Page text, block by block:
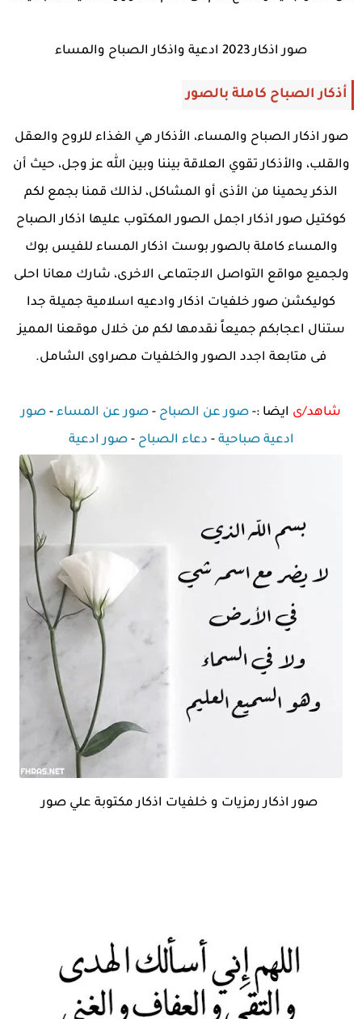
صور اذكار 2023 ادعية واذكار الصباح والمساء
أذكار الصباح كاملة بالصور
صور اذكار الصباح والمساء، الأذكار هي الغذاء للروح والعقل
والقلب، والأذكار تقوي العلاقة بيننا وبين الله عز وجل، حيث أن
الذكر يحمينا من الأذى أو المشاكل، لذالك قمنا بجمع لكم
كوكتيل صور اذكار اجمل الصور المكتوب عليها اذكار الصباح
والمساء كاملة بالصور بوست اذكار المساء للفيس بوك
ولجميع مواقع التواصل الاجتماعى الاخرى، شارك معانا احلى
كوليكشن صور خلفيات اذكار وادعيه اسلامية جميلة جدا
ستنال اعجابكم جميعاً نقدمها لكم من خلال موقعنا المميز
فى متابعة اجدد الصور والخلفيات مصراوى الشامل.
شاهد/ى ايضا :- صور عن الصباح - صور عن المساء - صور
ادعية صباحية - دعاء الصباح -صور ادعية
صور اذكار رمزيات و خلفيات اذكار مكتوبة علي صور